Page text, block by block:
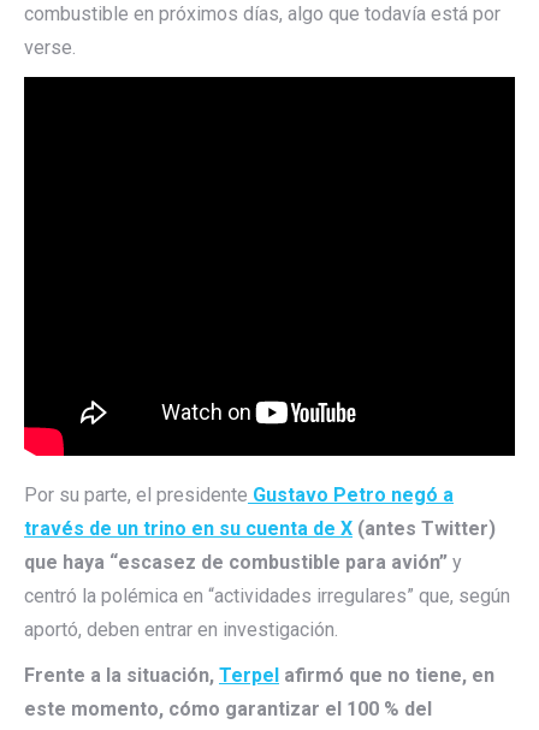
combustible en próximos días, algo que todavía está por
verse.
Por su parte, el presidente Gustavo Petro negó a
través de un trino en su cuenta de X (antes Twitter)
que haya “escasez de combustible para avión” y
centró la polémica en “actividades irregulares” que, según
aportó, deben entrar en investigación.
Frente a la situación, Terpel afirmó que no tiene, en
este momento, cómo garantizar el 100 % del